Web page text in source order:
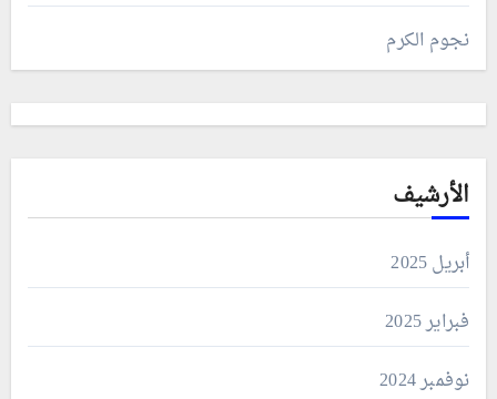
نجوم الكرم
الأرشيف
أبريل 2025
فبراير 2025
نوفمبر 2024